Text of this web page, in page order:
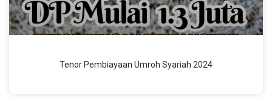
Tenor Pembiayaan Umroh Syariah 2024